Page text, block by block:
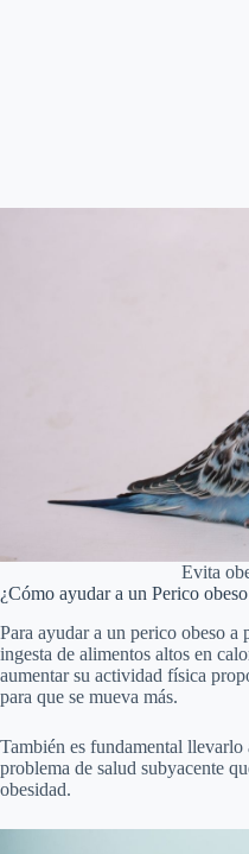
Evita
¿Cómo ayudar a un Perico
Para ayudar a un perico obeso a
ingesta de alimentos altos en
aumentar su actividad física
para que se mueva más.
También es fundamental
problema de salud subyacente
obesidad.